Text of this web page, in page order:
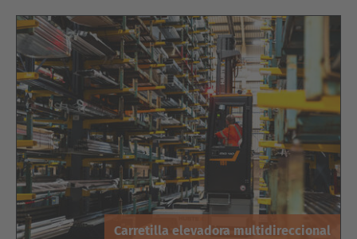
Carretilla elevadora multidireccional